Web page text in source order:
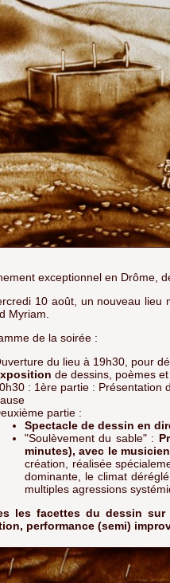
exceptionnel en Drôme,
10 août, un nouveau lieu
Myriam.
de la soirée :
du lieu à 19h30, pour
de dessins, poèmes
: 1ère partie : Présentation
partie :
Spectacle de dessin en
"Soulèvement du sable" :
minutes), avec le
création, réalisée
dominante, le climat
multiples agressions
les facettes du dessin
performance (semi)